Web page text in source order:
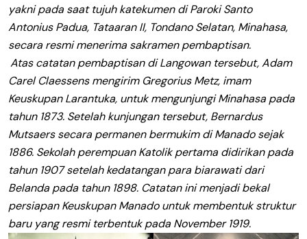
yakni pada saat tujuh katekumen di Paroki Santo
Antonius Padua, Tataaran II, Tondano Selatan, Minahasa,
secara resmi menerima sakramen pembaptisan.
Atas catatan pembaptisan di Langowan tersebut, Adam
Carel Claessens mengirim Gregorius Metz, imam
Keuskupan Larantuka, untuk mengunjungi Minahasa pada
tahun 1873. Setelah kunjungan tersebut, Bernardus
Mutsaers secara permanen bermukim di Manado sejak
1886. Sekolah perempuan Katolik pertama didirikan pada
tahun 1907 setelah kedatangan para biarawati dari
Belanda pada tahun 1898. Catatan ini menjadi bekal
persiapan Keuskupan Manado untuk membentuk struktur
baru yang resmi terbentuk pada November 1919.